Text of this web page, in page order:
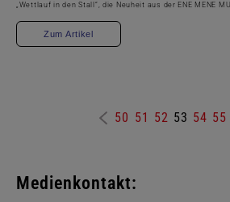
„Wettlauf in den Stall“, die Neuheit aus der ENE MENE
Zum Artikel
50 51 52 53 54 55
Medienkontakt: